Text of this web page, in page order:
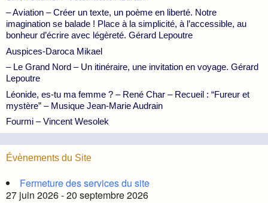
– Aviation – Créer un texte, un poème en liberté. Notre
imagination se balade ! Place à la simplicité, à l’accessible, au
bonheur d’écrire avec légèreté. Gérard Lepoutre
Auspices-Daroca Mikael
– Le Grand Nord – Un itinéraire, une invitation en voyage. Gérard
Lepoutre
Léonide, es-tu ma femme ? – René Char – Recueil : “Fureur et
mystère” – Musique Jean-Marie Audrain
Fourmi – Vincent Wesolek
Évènements du Site
Fermeture des services du site
27 juin 2026 - 20 septembre 2026